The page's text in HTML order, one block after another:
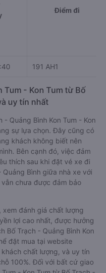
Điểm đi
191 AH1
Tum - Kon Tum từ Bố
uy tín nhất
Quảng Bình Kon Tum - Kon
sự lựa chọn. Đây cũng có
khách không biết nên
Bên cạnh đó, việc đảm
thích sau khi đặt vé xe đi
Quảng Bình giữa nhà xe với
chưa được đảm bảo
xem đánh giá chất lượng
lợi cao nhất, được hưởng
Bố Trạch - Quảng Bình Kon
đặt mua tại website
chất lượng, và uy tín
100%. Đối với bất cứ giao